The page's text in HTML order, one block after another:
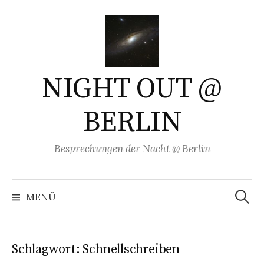
NIGHT OUT @
BERLIN
Besprechungen der Nacht @ Berlin
MENÜ
Suchen
nach:
Schlagwort: Schnellschreiben